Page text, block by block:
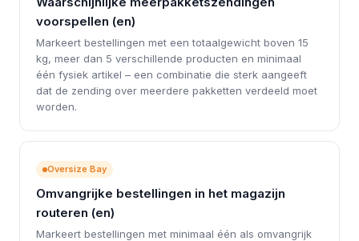
voorspellen (en)
Markeert bestellingen met een totaalgewicht boven 15
kg, meer dan 5 verschillende producten en minimaal
één fysiek artikel – een combinatie die sterk aangeeft
dat de zending over meerdere pakketten verdeeld moet
worden.
Oversize Bay
Omvangrijke bestellingen in het magazijn
routeren (en)
Markeert bestellingen met minimaal één als omvangrijk